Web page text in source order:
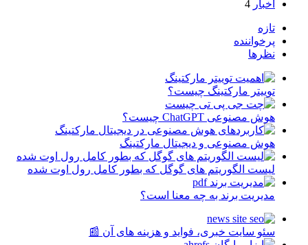
اخبار 4
تازه
پرخواننده
نظرها
توییتر مارکتینگ چیست؟
هوش مصنوعی ChatGPT چیست؟
هوش مصنوعی و دیجیتال مارکتینگ
لیست الگوریتم های گوگل که بطور کامل رول اوت شده
مدیریت برند به چه معنا است؟
سئو سایت خبری، فواید و هزینه های آن 📰